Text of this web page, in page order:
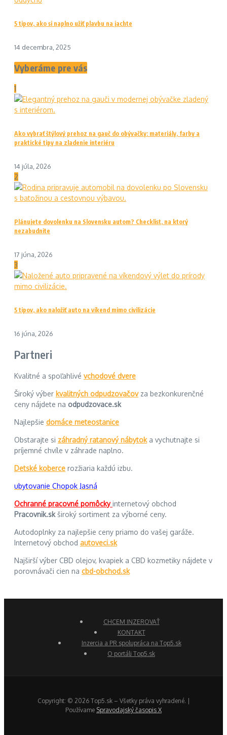
5 tipov, ako si naplno užiť plavbu na jachte
14 decembra, 2025
Vyberáme pre vás
1
Ako vybrať štýlový prehoz na gauč do obývačky: materiály, farby a
praktické tipy na zladenie interiéru
14 júla, 2026
2
Plánujete dovolenku na Slovensku autom? Checklist, na ktorý
nezabudnite
17 júna, 2026
3
5 tipov, ako naložiť auto na víkend mimo civilizácie
16 júna, 2026
Partneri
Kvalitné a spoľahlivé vchodové dvere
Široký výber kvalitných odpudzovačovza bezkonkurenčné
ceny nájdete na odpudzovace.sk
Najlepšie domáce meteostanice
Obstarajte si záhradný ratanový nábytoka vychutnajte si
príjemné chvíle v záhrade naplno.
Detské koberce rozžiaria každú izbu.
ubytovanie Chopok Jasná
Ochranné pracovné pomôckyinternetový obchod
Pracovnik.skširoký sortiment za výborné ceny.
Autodoplnky za najlepšie ceny priamo do vašej garáže.
Internetový obchod autoveci.sk
Najširší výber CBD olejov, kvapiek a CBD kozmetiky nájdete v
porovnávači cien na cbd-obchod.sk
CHCEM INZEROVAŤ
KONTAKT
Inzercia a PR spolupráca na Top5.sk
O portáli Top5.sk
Copyright: © 2026 Top5.sk – Všetky práva vyhradené. |
Používame Spravodajský časopis X